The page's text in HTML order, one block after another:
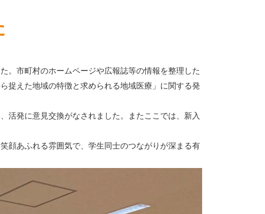
。市町村のホームページや広報誌等の情報を整理した
捉えた地域の特徴と求められる地域医療」に関する発
活発に意見交換がなされました。またここでは、新入
顔あふれる雰囲気で、学生同士のつながりが深まる有